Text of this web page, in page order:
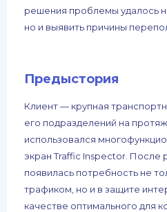
решения проблемы удалось
но и выявить причины
Предыстория
Клиент — крупная
его подразделений на
использовался
экран Traffic Inspector. После
появилась потребность не
трафиком, но и в защите
качестве оптимального для